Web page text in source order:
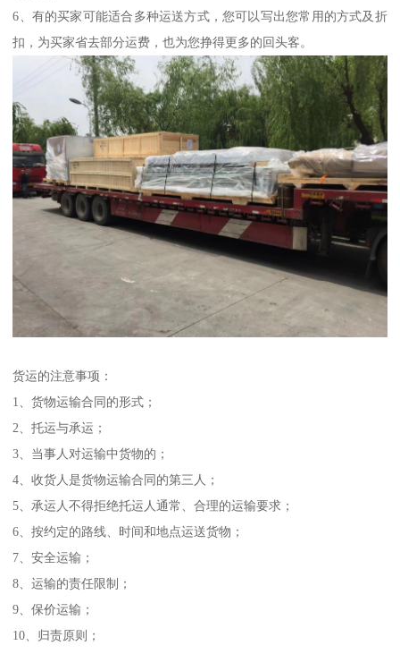
6、有的买家可能适合多种运送方式，您可以写出您常用的方式及折
扣，为买家省去部分运费，也为您挣得更多的回头客。
货运的注意事项：
1、货物运输合同的形式；
2、托运与承运；
3、当事人对运输中货物的；
4、收货人是货物运输合同的第三人；
5、承运人不得拒绝托运人通常、合理的运输要求；
6、按约定的路线、时间和地点运送货物；
7、安全运输；
8、运输的责任限制；
9、保价运输；
10、归责原则；